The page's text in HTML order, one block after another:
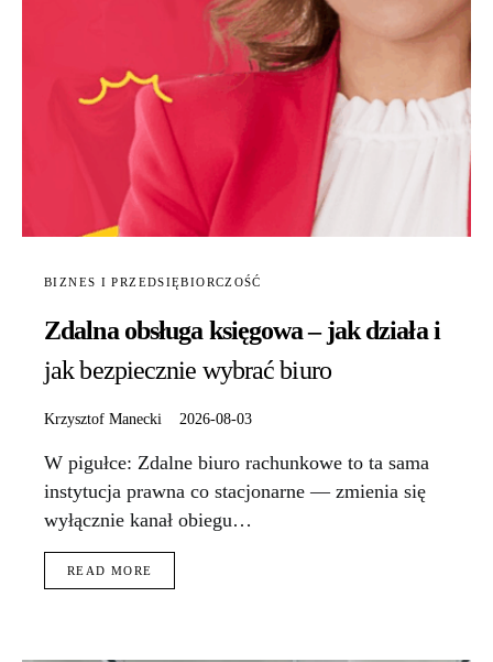
BIZNES I PRZEDSIĘBIORCZOŚĆ
Zdalna obsługa księgowa – jak działa i
jak bezpiecznie wybrać biuro
Krzysztof Manecki 2026-08-03
W pigułce: Zdalne biuro rachunkowe to ta sama
instytucja prawna co stacjonarne — zmienia się
wyłącznie kanał obiegu…
READ MORE